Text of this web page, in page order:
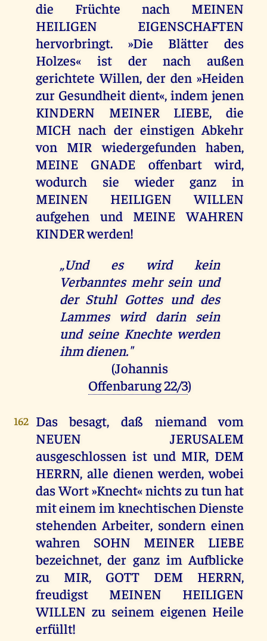
die Früchte nach MEINEN
HEILIGEN EIGENSCHAFTEN
hervorbringt. »Die Blätter des
Holzes« ist der nach außen
gerichtete Willen, der den »Heiden
zur Gesundheit dient«, indem jenen
KINDERN MEINER LIEBE, die
MICH nach der einstigen Abkehr
von MIR wiedergefunden haben,
MEINE GNADE offenbart wird,
wodurch sie wieder ganz in
MEINEN HEILIGEN WILLEN
aufgehen und MEINE WAHREN
KINDER werden!
„Und es wird kein
Verbanntes mehr sein und
der Stuhl Gottes und des
Lammes wird darin sein
und seine Knechte werden
ihm dienen."
(Johannis
Offenbarung 22/3)
162 Das besagt, daß niemand vom
NEUEN JERUSALEM
ausgeschlossen ist und MIR, DEM
HERRN, alle dienen werden, wobei
das Wort »Knecht« nichts zu tun hat
mit einem im knechtischen Dienste
stehenden Arbeiter, sondern einen
wahren SOHN MEINER LIEBE
bezeichnet, der ganz im Aufblicke
zu MIR, GOTT DEM HERRN,
freudigst MEINEN HEILIGEN
WILLEN zu seinem eigenen Heile
erfüllt!